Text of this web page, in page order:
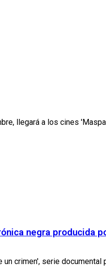
llegará a los cines
negra producida
crimen', serie documental